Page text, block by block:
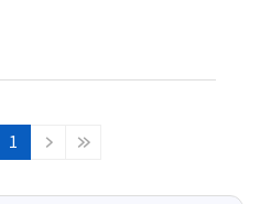
1
다
페
마
막